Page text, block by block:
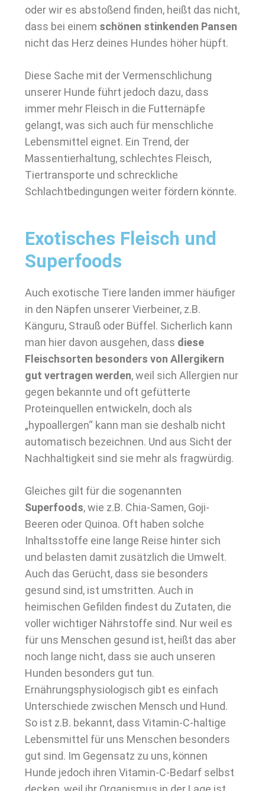
oder wir es abstoßend finden, heißt das nicht,
dass bei einem schönen stinkenden Pansen
nicht das Herz deines Hundes höher hüpft.
Diese Sache mit der Vermenschlichung
unserer Hunde führt jedoch dazu, dass
immer mehr Fleisch in die Futternäpfe
gelangt, was sich auch für menschliche
Lebensmittel eignet. Ein Trend, der
Massentierhaltung, schlechtes Fleisch,
Tiertransporte und schreckliche
Schlachtbedingungen weiter fördern könnte.
Exotisches Fleisch und
Superfoods
Auch exotische Tiere landen immer häufiger
in den Näpfen unserer Vierbeiner, z.B.
Känguru, Strauß oder Büffel. Sicherlich kann
man hier davon ausgehen, dass diese
Fleischsorten besonders von Allergikern
gut vertragen werden, weil sich Allergien nur
gegen bekannte und oft gefütterte
Proteinquellen entwickeln, doch als
„hypoallergen“ kann man sie deshalb nicht
automatisch bezeichnen. Und aus Sicht der
Nachhaltigkeit sind sie mehr als fragwürdig.
Gleiches gilt für die sogenannten
Superfoods, wie z.B. Chia-Samen, Goji-
Beeren oder Quinoa. Oft haben solche
Inhaltsstoffe eine lange Reise hinter sich
und belasten damit zusätzlich die Umwelt.
Auch das Gerücht, dass sie besonders
gesund sind, ist umstritten. Auch in
heimischen Gefilden findest du Zutaten, die
voller wichtiger Nährstoffe sind. Nur weil es
für uns Menschen gesund ist, heißt das aber
noch lange nicht, dass sie auch unseren
Hunden besonders gut tun.
Ernährungsphysiologisch gibt es einfach
Unterschiede zwischen Mensch und Hund.
So ist z.B. bekannt, dass Vitamin-C-haltige
Lebensmittel für uns Menschen besonders
gut sind. Im Gegensatz zu uns, können
Hunde jedoch ihren Vitamin-C-Bedarf selbst